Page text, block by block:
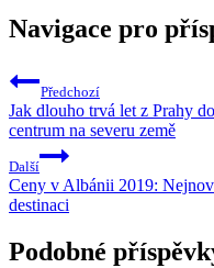
Navigace pro
Předchozí
Jak dlouho trvá let z Prahy
centrum na severu země
Další
Ceny v Albánii 2019:
destinaci
Podobné